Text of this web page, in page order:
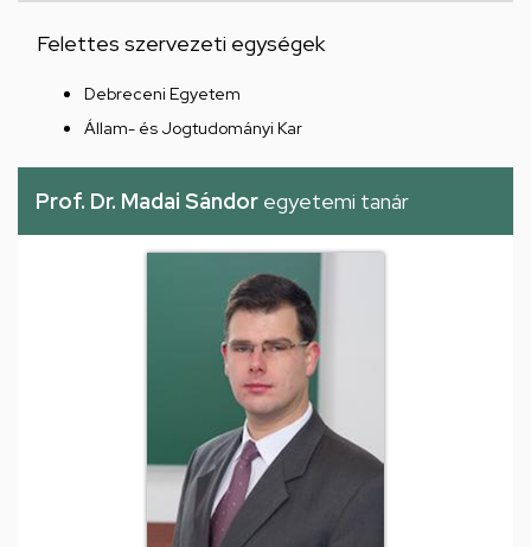
Felettes szervezeti egységek
Debreceni Egyetem
Állam- és Jogtudományi Kar
Prof. Dr. Madai Sándor egyetemi tanár